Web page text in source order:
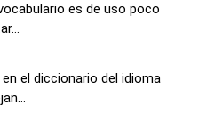
es de uso poco
el diccionario del idioma